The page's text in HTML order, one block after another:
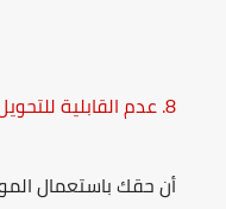
8. عدم القابلية للتحويل:
أن حقك باستعمال